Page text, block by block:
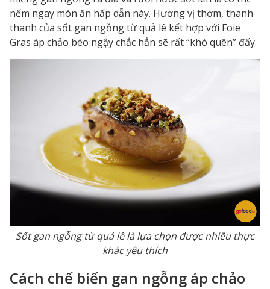
nếm ngay món ăn hấp dẫn này. Hương vị thơm, thanh
thanh của sốt gan ngỗng từ quả lê kết hợp với Foie
Gras áp chảo béo ngậy chắc hẳn sẽ rất “khó quên” đấy.
Sốt gan ngỗng từ quả lê là lựa chọn được nhiều thực
khác yêu thích
Cách chế biến gan ngỗng áp chảo